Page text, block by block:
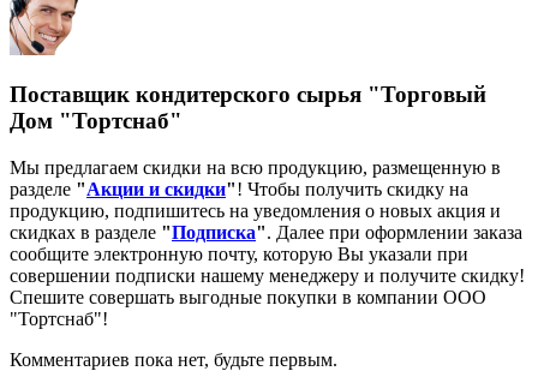
Поставщик кондитерского сырья "Торговый
Дом "Тортснаб"
Мы предлагаем скидки на всю продукцию, размещенную в
разделе "Акции и скидки"! Чтобы получить скидку на
продукцию, подпишитесь на уведомления о новых акция и
скидках в разделе "Подписка". Далее при оформлении заказа
сообщите электронную почту, которую Вы указали при
совершении подписки нашему менеджеру и получите скидку!
Спешите совершать выгодные покупки в компании ООО
"Тортснаб"!
Комментариев пока нет, будьте первым.